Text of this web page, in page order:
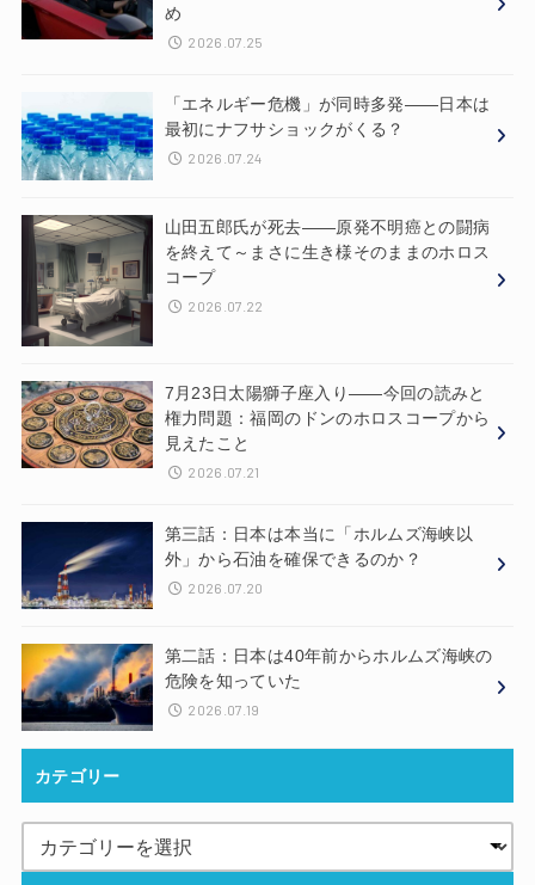
め
2026.07.25
「エネルギー危機」が同時多発——日本は
最初にナフサショックがくる？
2026.07.24
山田五郎氏が死去——原発不明癌との闘病
を終えて～まさに生き様そのままのホロス
コープ
2026.07.22
7月23日太陽獅子座入り——今回の読みと
権力問題：福岡のドンのホロスコープから
見えたこと
2026.07.21
第三話：日本は本当に「ホルムズ海峡以
外」から石油を確保できるのか？
2026.07.20
第二話：日本は40年前からホルムズ海峡の
危険を知っていた
2026.07.19
カテゴリー